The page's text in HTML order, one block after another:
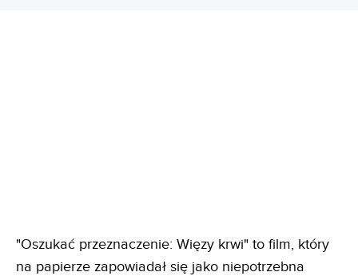
"Oszukać przeznaczenie: Więzy krwi" to film, który
na papierze zapowiadał się jako niepotrzebna